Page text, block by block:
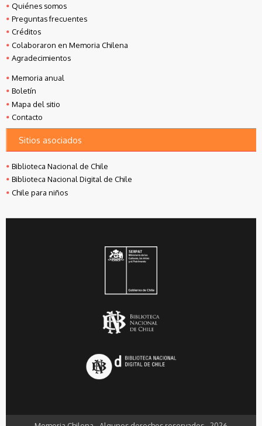
Quiénes somos
Preguntas frecuentes
Créditos
Colaboraron en Memoria Chilena
Agradecimientos
Memoria anual
Boletín
Mapa del sitio
Contacto
Sitios asociados
Biblioteca Nacional de Chile
Biblioteca Nacional Digital de Chile
Chile para niños